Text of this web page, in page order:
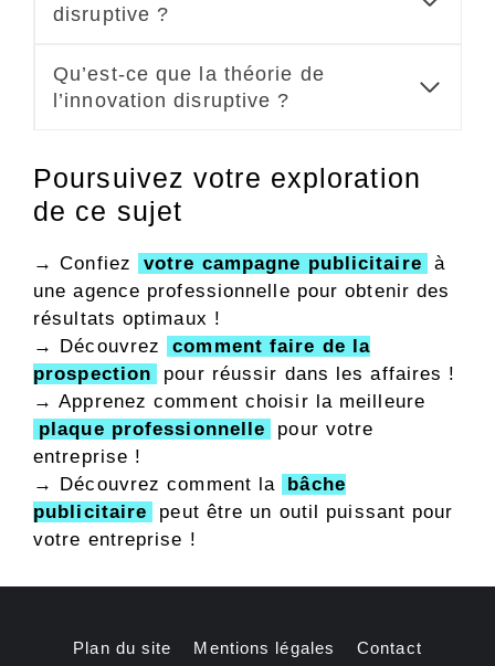
disruptive ?
Qu’est-ce que la théorie de
l’innovation disruptive ?
Poursuivez votre exploration
de ce sujet
→ Confiez votre campagne publicitaire
à
une agence professionnelle pour obtenir des
résultats optimaux !
→ Découvrez
comment faire de la
prospection
pour réussir dans les affaires !
→ Apprenez comment choisir la meilleure
plaque professionnelle
pour votre
entreprise !
→ Découvrez comment la
bâche
publicitaire
peut être un outil puissant pour
votre entreprise !
Plan du site Mentions légales Contact